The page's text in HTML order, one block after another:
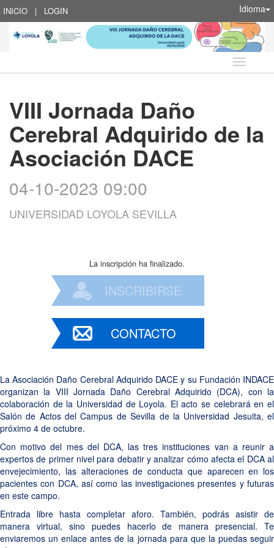
INICIO | LOGIN Idioma
Idioma
VIII Jornada Daño
Cerebral Adquirido de la
Asociación DACE
04-10-2023 09:00
UNIVERSIDAD LOYOLA SEVILLA
La inscripción ha finalizado.
INSCRIBIRSE
CONTACTO
La Asociación Daño Cerebral Adquirido DACE y su Fundación INDACE
organizan la VIII Jornada Daño Cerebral Adquirido (DCA), con la
colaboración de la Universidad de Loyola. El acto se celebrará en el
Salón de Actos del Campus de Sevilla de la Universidad Jesuita, el
próximo 4 de octubre.
Con motivo del mes del DCA, las tres instituciones van a reunir a
expertos de primer nivel para debatir y analizar cómo afecta el DCA al
envejecimiento, las alteraciones de conducta que aparecen en los
pacientes con DCA, así como las investigaciones presentes y futuras
en este campo.
Entrada libre hasta completar aforo. También, podrás asistir de
manera virtual, sino puedes hacerlo de manera presencial. Te
enviaremos un enlace antes de la jornada para que la puedas seguir